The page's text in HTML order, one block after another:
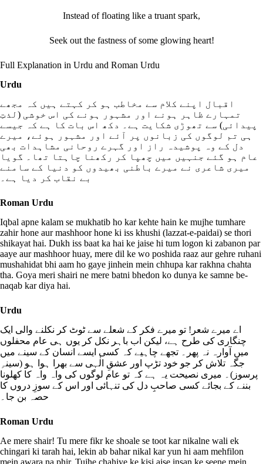
Instead of floating like a truant spark,
Seek out the fastness of some glowing heart!
Full Explanation in Urdu and Roman Urdu
Urdu
اقبال اپنے کلام سے مخاطب ہو کر کہتے ہیں کہ مجھے
تمہارے ظاہر ہونے اور مشہور ہونے کی اس خوشی (لذتِ
پیدائی) سے تھوڑی شکایت ہے۔ دکھ اس بات کا ہے کہ جیسے
ہی تم لوگوں کی زبانوں پر آئے اور مشہور ہوئے، میرے
دل کے وہ پوشیدہ راز اور گہرے روحانی مشاہدات بھی
عام ہو گئے جنہیں میں چھپا کر رکھنا چاہتا تھا۔ گویا
میری شاعری نے میرے باطنی بھیدوں کو دنیا کے سامنے
بے نقاب کر دیا ہے۔
Roman Urdu
Iqbal apne kalam se mukhatib ho kar kehte hain ke mujhe tumhare
zahir hone aur mashhoor hone ki iss khushi (lazzat-e-paidai) se thori
shikayat hai. Dukh iss baat ka hai ke jaise hi tum logon ki zabanon par
aaye aur mashhoor huay, mere dil ke wo poshida raaz aur gehre ruhani
mushahidat bhi aam ho gaye jinhein mein chhupa kar rakhna chahta
tha. Goya meri shairi ne mere batni bhedon ko dunya ke samne be-
naqab kar diya hai.
Urdu
اے میرے شعر! تو میرے فکر کے شعلے سے ٹوٹ کر نکلنے والی ایک
چنگاری کی طرح ہے، لیکن اب باہر نکل کر یوں ہی عام محفلوں
میں آوارہ نہ پھر۔ تجھے چاہیے کہ کسی ایسے انسان کے سینے میں
جگہ تلاش کر جو خود تڑپ اور عشقِ الٰہی سے بھرا ہوا ہو (سینہِ
پرسوز)۔ میری نصیحت یہ ہے کہ تو عام لوگوں کی واہ واہ کا کھلونا
بننے کے بجائے کسی صاحبِ دل کی تنہائی اور اس کے سوزِ دروں کا
حصہ بن جا۔
Roman Urdu
Ae mere shair! Tu mere fikr ke shoale se toot kar nikalne wali ek
chingari ki tarah hai, lekin ab bahar nikal kar yun hi aam mehfilon